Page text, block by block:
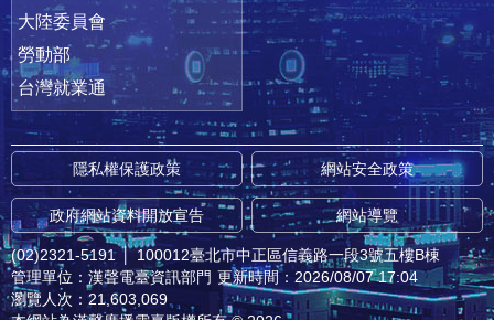
大陸委員會
勞動部
台灣就業通
隱私權保護政策 網站安全政策
政府網站資料開放宣告 網站導覽
(02)2321-5191 │ 100012臺北市中正區信義路一段3號五樓B棟
管理單位：漢聲電臺資訊部門 更新時間：2026/08/07 17:04
瀏覽人次：21,603,069